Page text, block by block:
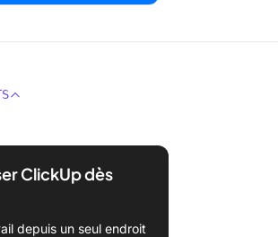
ClickUp dès
depuis un seul endroit